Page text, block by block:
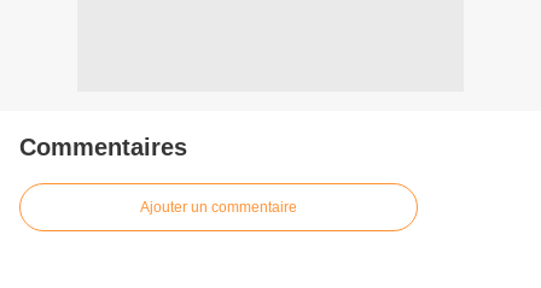
Commentaires
Ajouter un commentaire